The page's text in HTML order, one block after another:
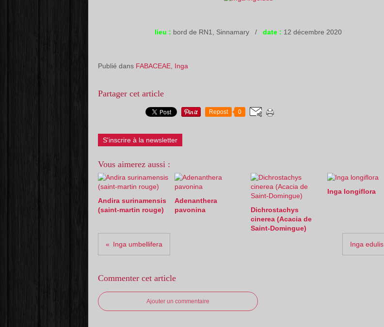
lieu : bord de RN1, Sinnamary / date : 12 décembre 2020
Publié dans FABACEAE Inga
Partager cet article
Repost 0
S'inscrire à la newsletter
Vous aimerez aussi :
Andira surinamensis
(saint-martin rouge)
Adenanthera
pavonina
Dichrostachys
cinerea (Acacia de
Saint-Domingue)
Inga longiflora
Inga umbellifera Inga edulis
Commenter cet article
Ajouter un commentaire